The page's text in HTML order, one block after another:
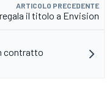
ARTICOLO PRECEDENTE
il titolo a Envision
contratto